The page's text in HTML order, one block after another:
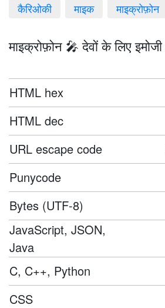
कैरिओकी माइक माइक्रोफ़ोन
माइक्रोफ़ोन 🎤 देवों के लिए
HTML hex
HTML dec
URL escape code
Punycode
Bytes (UTF-8)
JavaScript, JSON,
Java
C, C++, Python
CSS